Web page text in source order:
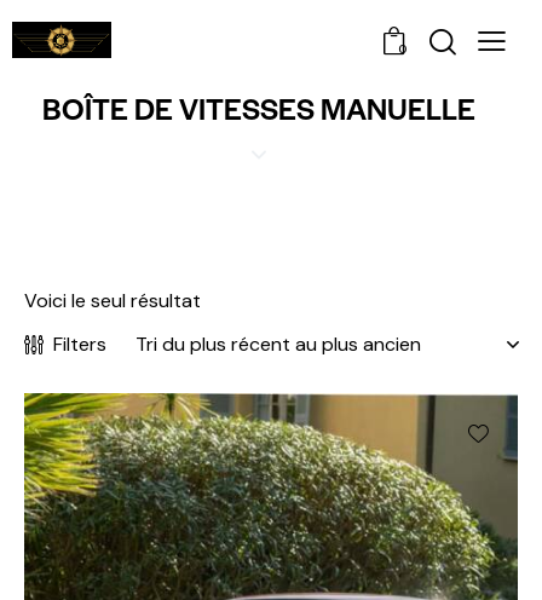
0
BOÎTE DE VITESSES MANUELLE
Voici le seul résultat
Filters